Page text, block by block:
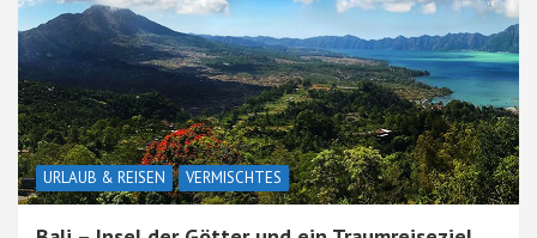
URLAUB & REISEN VERMISCHTES